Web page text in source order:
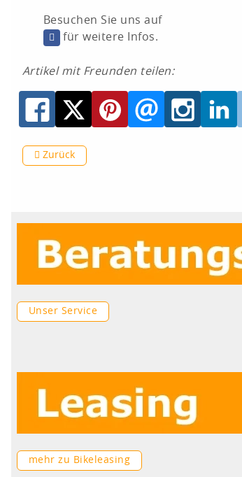
Besuchen Sie uns auf
für weitere Infos.
Artikel mit Freunden teilen:
Zurück
Unser Service
mehr zu Bikeleasing